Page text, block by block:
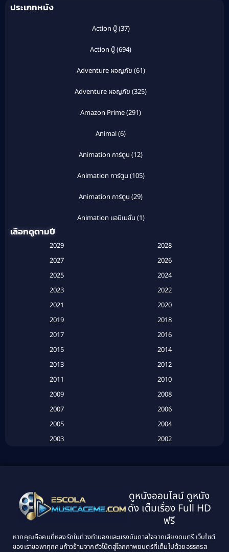
ประเภทหนัง
Action บู๊(37)
Action บู๊(694)
Adventure ผจญภัย (61)
Adventure ผจญภัย (325)
Amazon Prime(291)
Animal(6)
Animation การ์ตูน (12)
Animation การ์ตูน (105)
Animation การ์ตูน (29)
Animation แอนิเมชั่น (1)
Based on a True Story สร้างจากเรื่องจริง(2)
Based on a True Story เรื่องจริง (16)
Based on a True Story เรื่องจริง (20)
Classic หนังคลาสสิก(25)
Classic หนังคลาสสิก(134)
Classic หนังคลาสสิก(21)
เลือกดูตามปี
2029
2028
2027
2026
2025
2024
2023
2022
2021
2020
2019
2018
2017
2016
2015
2014
2013
2012
2011
2010
2009
2008
2007
2006
2005
2004
2003
2002
1995
1994
1993
1992
1989
1988
ดูหนังออนไลน์ ดูหนัง
ดัง เต็มเรื่อง Full HD
ฟรี
หากคุณคือคนที่หลงรักในท่วงทำนองและแรงบันดาลใจจากเสียงดนตรี เว็บไซต์
ของเราขอพาทุกคนก้าวข้ามจากตัวโน้ตสู่โลกภาพยนตร์ที่เต็มไปด้วยอรรถรส